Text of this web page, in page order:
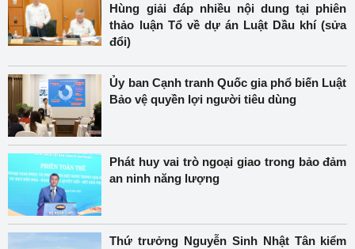
Hùng giải đáp nhiều nội dung tại phiên
thảo luận Tổ về dự án Luật Dầu khí (sửa
đổi)
Ủy ban Cạnh tranh Quốc gia phổ biến Luật
Bảo vệ quyền lợi người tiêu dùng
Phát huy vai trò ngoại giao trong bảo đảm
an ninh năng lượng
Thứ trưởng Nguyễn Sinh Nhật Tân kiểm